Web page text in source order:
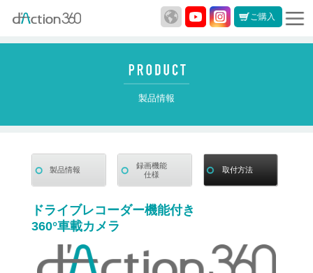
ご購入
製品情報
製品情報
録画機能
仕様
取付方法
ドライブレコーダー機能付き
360°車載カメラ